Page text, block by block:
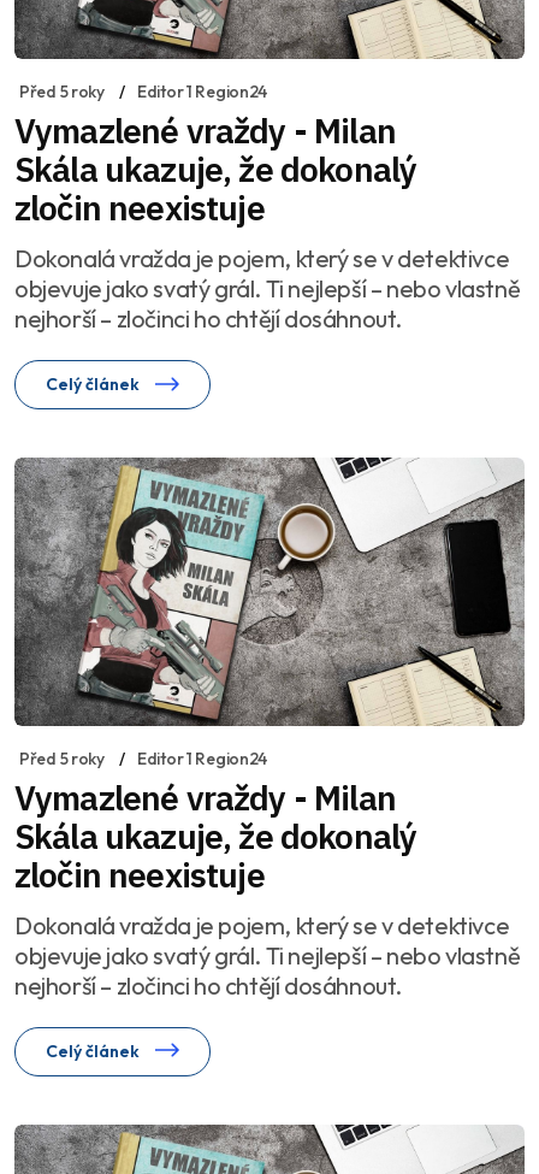
Před 5 roky Editor 1 Region24
Vymazlené vraždy - Milan
Skála ukazuje, že dokonalý
zločin neexistuje
Dokonalá vražda je pojem, který se v detektivce
objevuje jako svatý grál. Ti nejlepší – nebo vlastně
nejhorší – zločinci ho chtějí dosáhnout.
Celý článek
Před 5 roky Editor 1 Region24
Vymazlené vraždy - Milan
Skála ukazuje, že dokonalý
zločin neexistuje
Dokonalá vražda je pojem, který se v detektivce
objevuje jako svatý grál. Ti nejlepší – nebo vlastně
nejhorší – zločinci ho chtějí dosáhnout.
Celý článek